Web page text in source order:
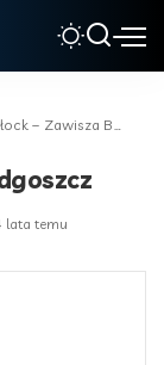
– Zawisza Bydgoszcz
lata temu